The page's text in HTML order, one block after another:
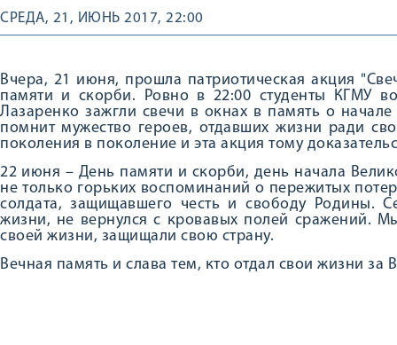
СРЕДА, 21, ИЮНЬ 2017, 22:00
Вчера, 21 июня, прошла патриотическая акция
памяти и скорби. Ровно в 22:00 студенты КГМУ
Лазаренко зажгли свечи в окнах в память о
помнит мужество героев, отдавших жизни ради
поколения в поколение и эта акция тому
22 июня – День памяти и скорби, день начала
не только горьких воспоминаний о пережитых
солдата, защищавшего честь и свободу Родины.
жизни, не вернулся с кровавых полей сражений.
своей жизни, защищали свою страну.
Вечная память и слава тем, кто отдал свои жизни за